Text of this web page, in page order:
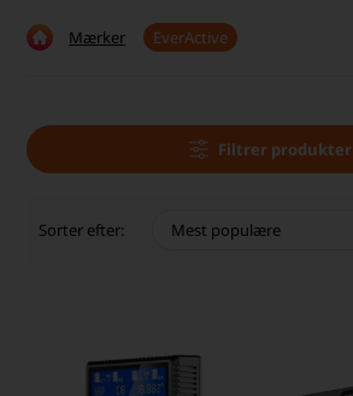
Dag-til-dag levering
Mærker EverActive
Filtrer produkter
Sorter efter: